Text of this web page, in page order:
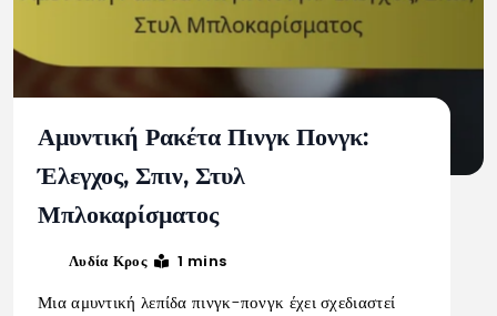
Αμυντική Ρακέτα Πινγκ Πονγκ:
Έλεγχος, Σπιν, Στυλ
Μπλοκαρίσματος
Λυδία Κρος 1 mins
Μια αμυντική λεπίδα πινγκ-πονγκ έχει σχεδιαστεί